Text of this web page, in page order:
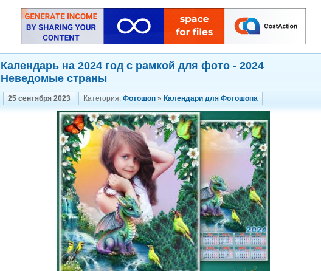
Календарь на 2024 год с рамкой для фото - 2024
Неведомые страны
25 сентября 2023 Категория: Фотошоп » Календари для Фотошопа